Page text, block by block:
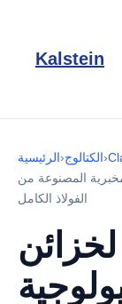
Kalstein
الرئيسية›الكتالوج›
المصنوعة من
الفولاذ الكامل